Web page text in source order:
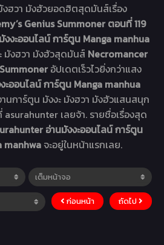
งฮวา มังฮัวยอดฮิตสุดมันส์เรื่อง
Genius Summoner ตอนที่ 119
งะออนไลน์ การ์ตูน Manga manhua
มังฮวา มังฮัวสุดมันส์ Necromancer
อัปเดตเร็วไวยิ่งกว่าแสง
ออนไลน์ การ์ตูน Manga manhua
นการ์ตูน มังงะ มังฮวา มังฮัวแสนสนุก
เลยจ้า. รายชื่อเรื่องสุด
อ่านมังงะออนไลน์ การ์ตูน
manhwa จะอยู่ในหน้าแรกเลย.
ก่อนหน้า ถัดไป